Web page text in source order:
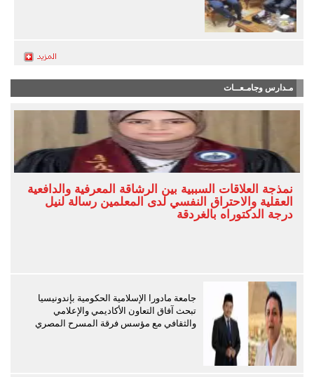
مـدارس وجامـعــات
نمذجة العلاقات السببية بين الرشاقة المعرفية والدافعية
العقلية والاحتراق النفسي لدى المعلمين رسالة لنيل
درجة الدكتوراه بالغردقة
جامعة مادورا الإسلامية الحكومية بإندونيسيا
تبحث آفاق التعاون الأكاديمي والإعلامي
والثقافي مع مؤسس فرقة المسرح المصري